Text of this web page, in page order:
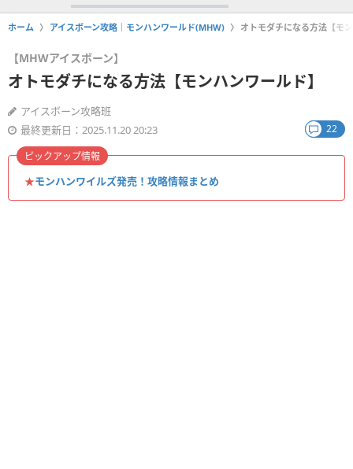
ホーム アイスボーン攻略｜モンハンワールド(MHW) オトモダチになる方法【モ
【MHWアイスボーン】
オトモダチになる方法【モンハンワールド】
アイスボーン攻略班
最終更新日：2025.11.20 20:23
22
★モンハンワイルズ発売！攻略情報まとめ
ピックアップ情報